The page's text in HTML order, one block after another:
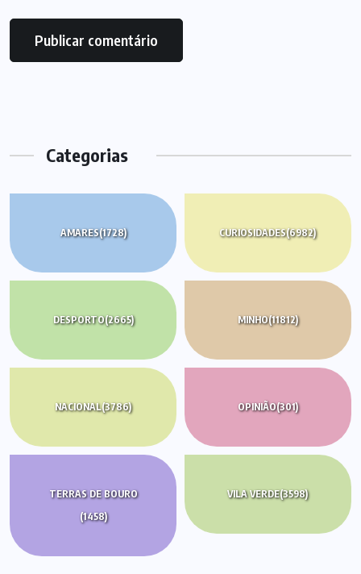
Categorias
AMARES(1728) CURIOSIDADES(6982)
DESPORTO(2665) MINHO(11812)
NACIONAL(3786) OPINIÃO(301)
TERRAS DE BOURO
(1458)
VILA VERDE(3598)